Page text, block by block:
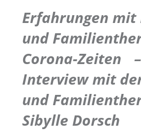
Erfahrungen mit
und
Corona-Zeiten –
Interview mit
und
Sibylle Dorsch